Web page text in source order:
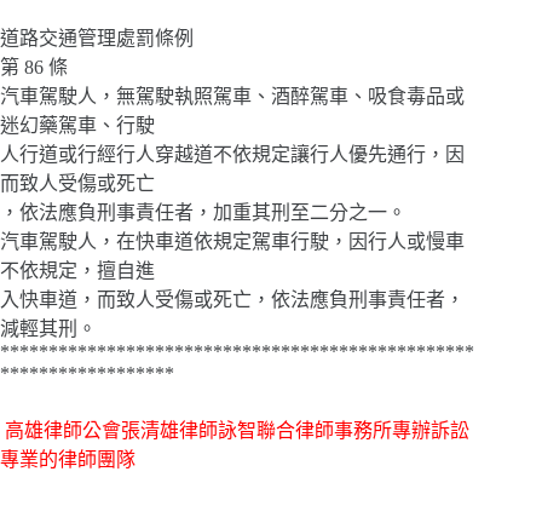
道路交通管理處罰條例
第 86 條
汽車駕駛人，無駕駛執照駕車、酒醉駕車、吸食毒品或
迷幻藥駕車、行駛
人行道或行經行人穿越道不依規定讓行人優先通行，因
而致人受傷或死亡
，依法應負刑事責任者，加重其刑至二分之一。
汽車駕駛人，在快車道依規定駕車行駛，因行人或慢車
不依規定，擅自進
入快車道，而致人受傷或死亡，依法應負刑事責任者，
減輕其刑。
*************************************************
******************
高雄律師公會張清雄律師詠智聯合律師事務所專辦訴訟
專業的律師團隊